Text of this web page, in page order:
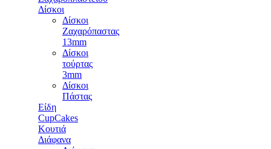
Δίσκοι
Δίσκοι
Ζαχαρόπαστας
13mm
Δίσκοι
τούρτας
3mm
Δίσκοι
Πάστας
Είδη
CupCakes
Κουτιά
Διάφανα